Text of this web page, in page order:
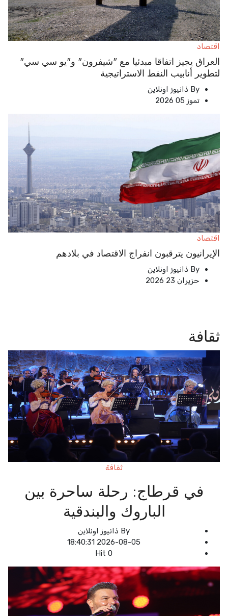
اقتصاد
العراق يجيز اتفاقا مبدئيا مع "شيفرون" و"يو سي سي"
لتطوير أنابيب النفط الاستراتيجية
By ذانيوز اونلاين
تموز 05 2026
اقتصاد
الإيرانيون يترقبون انفراج الاقتصاد في بلادهم
By ذانيوز اونلاين
حزيران 23 2026
ثقافة
ثقافة
في قرطاج: رحلة ساحرة بين
الباروك والبندقية
By ذانيوز اونلاين
2026-08-05 18:40:31
Hit 0